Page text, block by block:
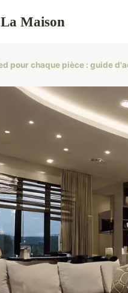
Maison
pour chaque pièce : guide